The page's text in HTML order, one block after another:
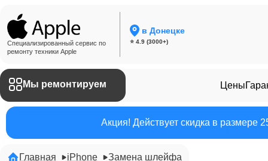
Специализированный сервис по
ремонту техники Apple
в Донецке
⭐ 4.9 (3000+)
Мы ремонтируем Цены
Акция! Действует скидка в
Главная iPhone Замена шлейфа